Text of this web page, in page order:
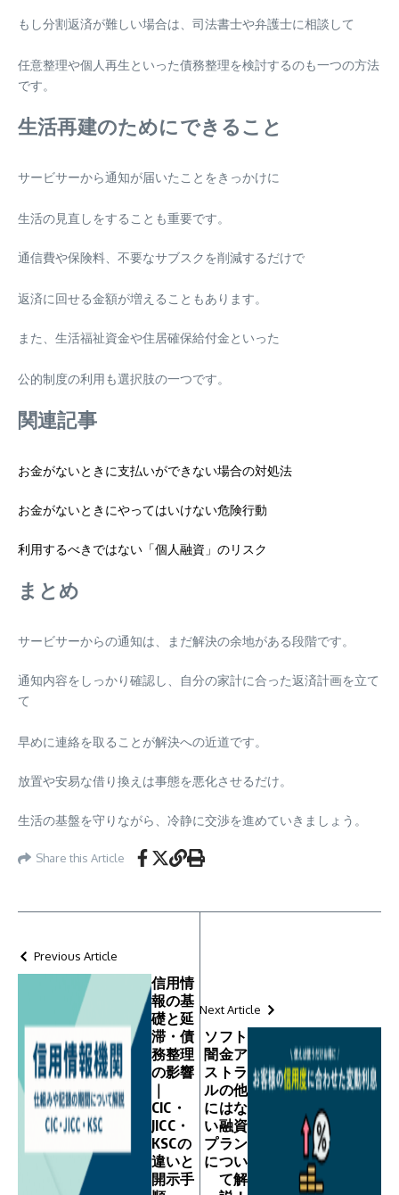
もし分割返済が難しい場合は、司法書士や弁護士に相談して
任意整理や個人再生といった債務整理を検討するのも一つの方法
です。
生活再建のためにできること
サービサーから通知が届いたことをきっかけに
生活の見直しをすることも重要です。
通信費や保険料、不要なサブスクを削減するだけで
返済に回せる金額が増えることもあります。
また、生活福祉資金や住居確保給付金といった
公的制度の利用も選択肢の一つです。
関連記事
お金がないときに支払いができない場合の対処法
お金がないときにやってはいけない危険行動
利用するべきではない「個人融資」のリスク
まとめ
サービサーからの通知は、まだ解決の余地がある段階です。
通知内容をしっかり確認し、自分の家計に合った返済計画を立て
て
早めに連絡を取ることが解決への近道です。
放置や安易な借り換えは事態を悪化させるだけ。
生活の基盤を守りながら、冷静に交渉を進めていきましょう。
Share this Article
Previous Article
信用情
報の基
礎と延
滞・債
務整理
の影響
｜
CIC・
JICC・
KSCの
違いと
開示手
Next Article
ソフト
闇金ア
ストラ
ルの他
にはな
い融資
プラン
につい
て解